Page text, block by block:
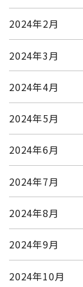
2024年2月
2024年3月
2024年4月
2024年5月
2024年6月
2024年7月
2024年8月
2024年9月
2024年10月